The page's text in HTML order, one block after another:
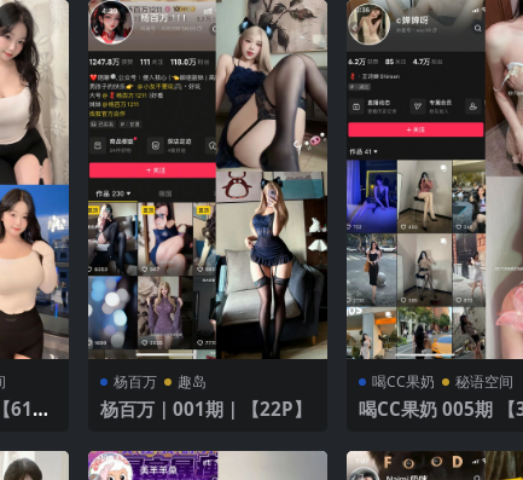
杨百万 趣岛
杨百万｜001期｜【22P】
喝CC果奶 秘语空间
喝CC果奶 005期 【